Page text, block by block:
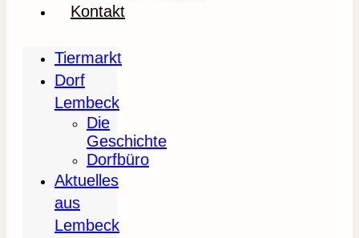
Kontakt
Tiermarkt
Dorf
Lembeck
Die
Geschichte
Dorfbüro
Aktuelles
aus
Lembeck